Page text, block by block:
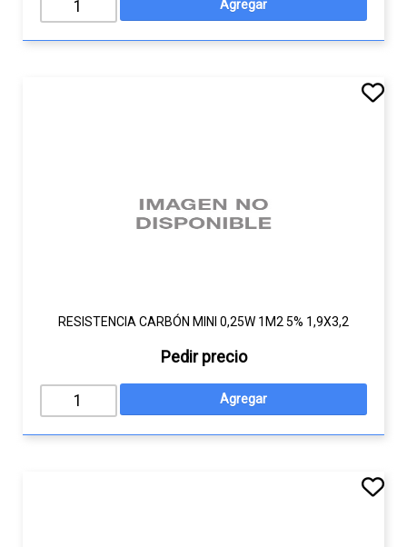
RESISTENCIA CARBÓN MINI 0,25W 1M2 5% 1,9X3,2
Pedir precio